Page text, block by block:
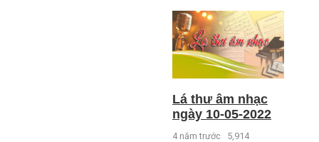
Lá thư âm nhạc
ngày 10-05-2022
4 năm trước 5,914